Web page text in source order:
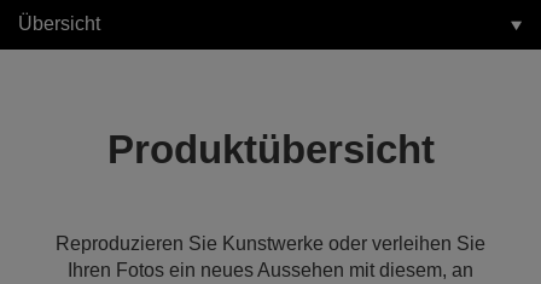
Übersicht
Produktübersicht
Reproduzieren Sie Kunstwerke oder verleihen Sie
Ihren Fotos ein neues Aussehen mit diesem, an